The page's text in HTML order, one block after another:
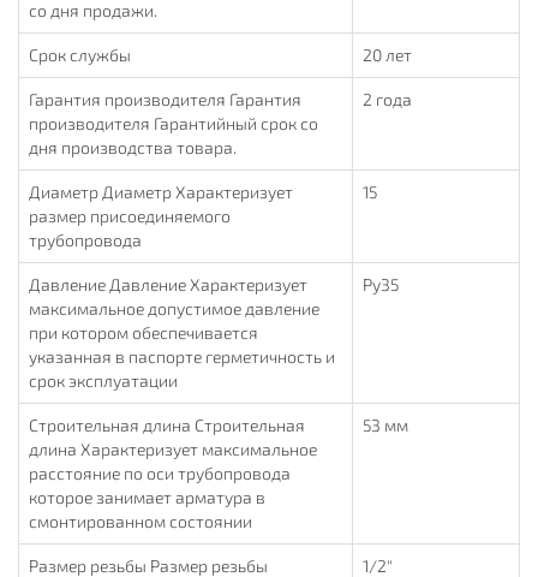
со дня продажи.
Срок службы 20 лет
Гарантия производителя Гарантия
производителя Гарантийный срок со
дня производства товара.
2 года
Диаметр Диаметр Характеризует
размер присоединяемого
трубопровода
15
Давление Давление Характеризует
максимальное допустимое давление
при котором обеспечивается
указанная в паспорте герметичность и
срок эксплуатации
Ру35
Строительная длина Строительная
длина Характеризует максимальное
расстояние по оси трубопровода
которое занимает арматура в
смонтированном состоянии
53 мм
Размер резьбы Размер резьбы
1/2"